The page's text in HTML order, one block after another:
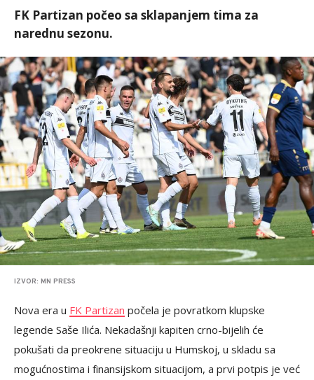
FK Partizan počeo sa sklapanjem tima za
narednu sezonu.
IZVOR: MN PRESS
Nova era u FK Partizan počela je povratkom klupske
legende Saše Ilića. Nekadašnji kapiten crno-bijelih će
pokušati da preokrene situaciju u Humskoj, u skladu sa
mogućnostima i finansijskom situacijom, a prvi potpis je već